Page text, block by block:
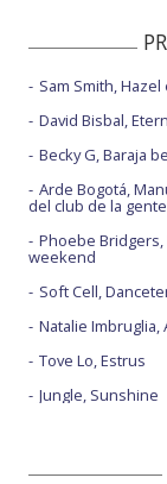
Sam Smith, Hazel
David Bisbal,
Becky G, Baraja
Arde Bogotá,
del club de la
Phoebe Bridgers,
weekend
Soft Cell,
Natalie Imbruglia,
Tove Lo, Estrus
Jungle, Sunshine